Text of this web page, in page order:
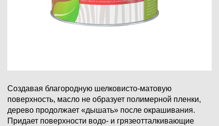
Создавая благородную шелковисто-матовую
поверхность, масло не образует полимерной пленки,
дерево продолжает «дышать» после окрашивания.
Придает поверхности водо- и грязеотталкивающие